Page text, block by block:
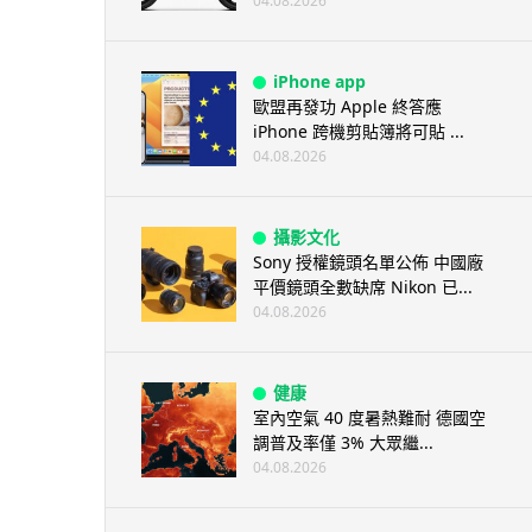
iPhone app
歐盟再發功 Apple 終答應
iPhone 跨機剪貼簿將可貼 ...
04.08.2026
攝影文化
Sony 授權鏡頭名單公佈 中國廠
平價鏡頭全數缺席 Nikon 已...
04.08.2026
健康
室內空氣 40 度暑熱難耐 德國空
調普及率僅 3% 大眾繼...
04.08.2026